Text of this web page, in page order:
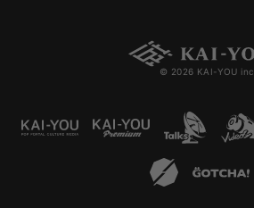
© 2026 KAI-YOU inc.